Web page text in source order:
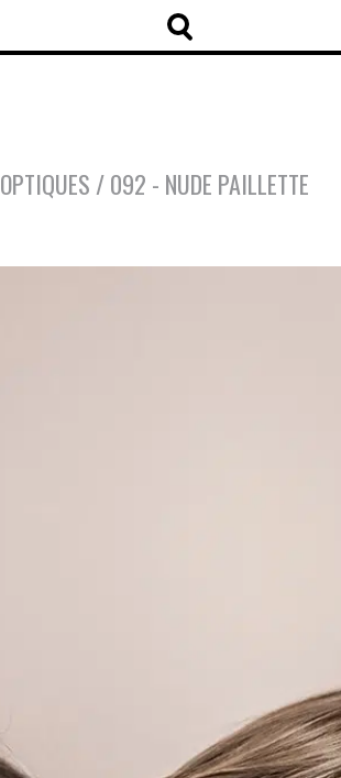
OPTIQUES /092 - NUDE PAILLETTE